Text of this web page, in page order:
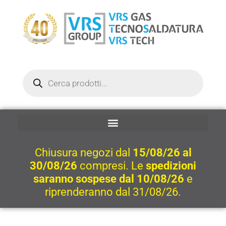
contenuto
Chiusura negozi dal 15/08/26 al
30/08/26 compresi. Le spedizioni
saranno sospese dal 10/08/26 e
riprenderanno dal 31/08/26.